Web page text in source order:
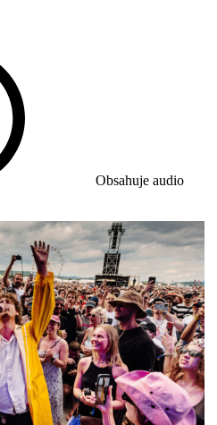
Obsahuje audio